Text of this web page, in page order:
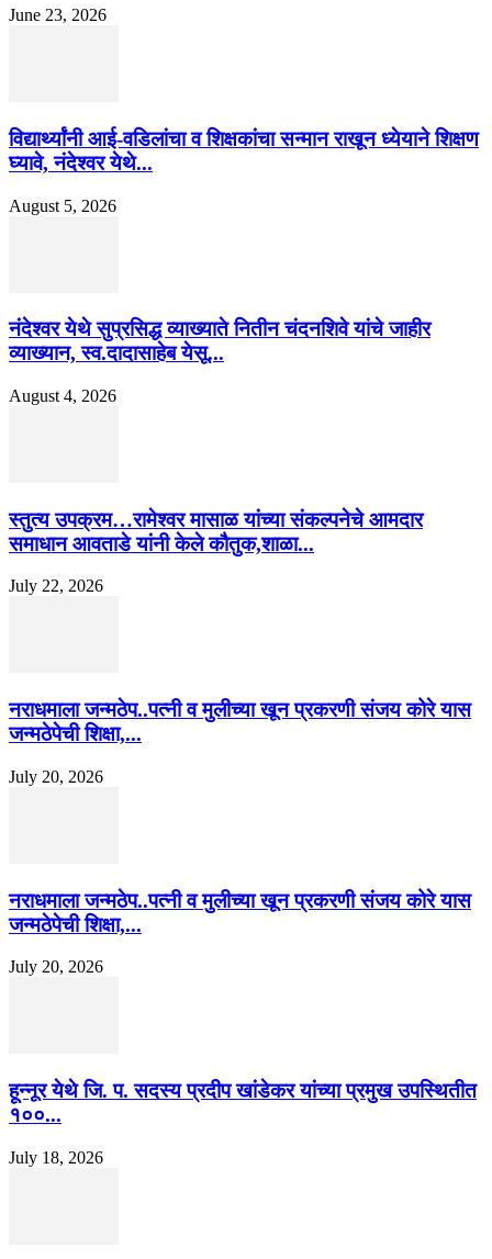
June 23, 2026
विद्यार्थ्यांनी आई-वडिलांचा व शिक्षकांचा सन्मान राखून ध्येयाने शिक्षण
घ्यावे, नंदेश्वर येथे...
August 5, 2026
नंदेश्वर येथे सुप्रसिद्ध व्याख्याते नितीन चंदनशिवे यांचे जाहीर
व्याख्यान, स्व.दादासाहेब येसू...
August 4, 2026
स्तुत्य उपक्रम…रामेश्वर मासाळ यांच्या संकल्पनेचे आमदार
समाधान आवताडे यांनी केले कौतुक,शाळा...
July 22, 2026
नराधमाला जन्मठेप..पत्नी व मुलीच्या खून प्रकरणी संजय कोरे यास
जन्मठेपेची शिक्षा,...
July 20, 2026
नराधमाला जन्मठेप..पत्नी व मुलीच्या खून प्रकरणी संजय कोरे यास
जन्मठेपेची शिक्षा,...
July 20, 2026
हून्नूर येथे जि. प. सदस्य प्रदीप खांडेकर यांच्या प्रमुख उपस्थितीत
१००...
July 18, 2026